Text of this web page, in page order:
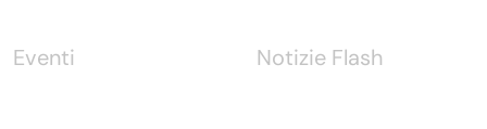
Eventi Notizie Flash